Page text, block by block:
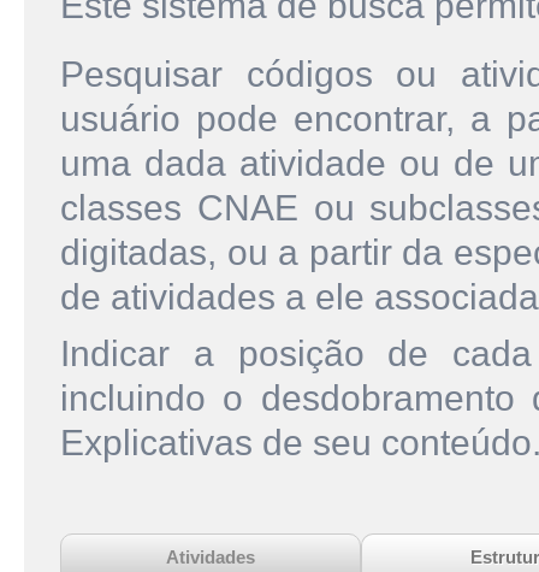
Pesquisar códigos ou
usuário pode encontrar, a
uma dada atividade ou de
classes CNAE ou
digitadas, ou a partir da
de atividades a ele
Indicar a posição de
incluindo o
Explicativas de seu
Atividades